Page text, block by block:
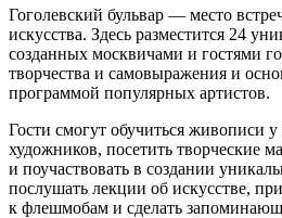
Гоголевский бульвар — место
искусства. Здесь разместится 24
созданных москвичами и гостями
творчества и самовыражения и
программой популярных артистов.
Гости смогут обучиться живописи
художников, посетить творческие
и поучаствовать в создании
послушать лекции об искусстве,
к флешмобам и сделать